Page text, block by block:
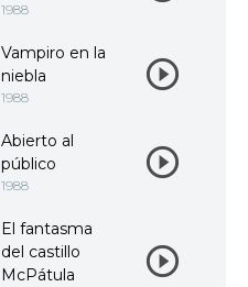
1988
Vampiro en la
niebla
1988
Abierto al
público
1988
El fantasma
del castillo
McPátula